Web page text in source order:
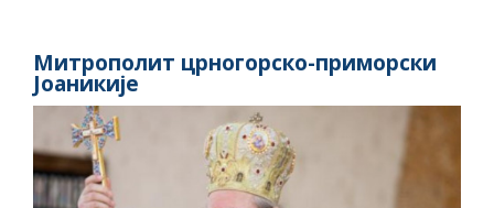
Митрополит црногорско-приморски
Јоаникије